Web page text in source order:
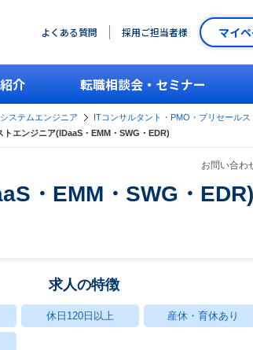
よくある質問 採用ご担当者様 マイ
介 転職相談会・セミナー
ステムエンジニア
ITコンサルタント・PMO・プリセールス
トエンジニア(IDaaS・EMM・SWG・EDR)
お問い合
・EMM・SWG・EDR)
求人の特徴
休日120日以上 産休・育休あり